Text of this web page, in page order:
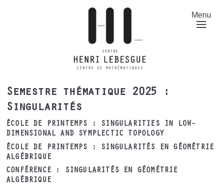
Menu
Semestre thématique 2025 :
Singularités
ÉCOLE DE PRINTEMPS : SINGULARITIES IN LOW-
DIMENSIONAL AND SYMPLECTIC TOPOLOGY
ÉCOLE DE PRINTEMPS : SINGULARITÉS EN GÉOMÉTRIE
ALGÉBRIQUE
CONFÉRENCE : SINGULARITÉS EN GÉOMÉTRIE
ALGÉBRIQUE